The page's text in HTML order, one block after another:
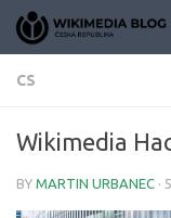
Skip to content
CS
Wikimedia
BY MARTIN URBANEC ·